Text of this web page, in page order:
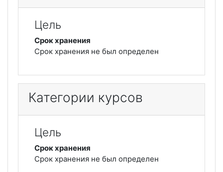
Цель
Срок хранения
Срок хранения не был определен
Категории курсов
Цель
Срок хранения
Срок хранения не был определен